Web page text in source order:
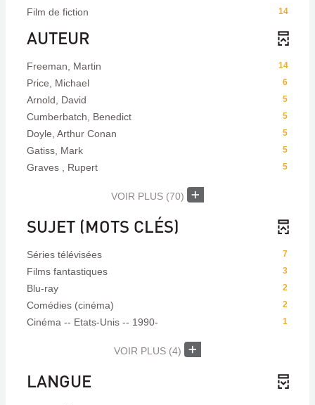
14
Film de fiction
AUTEUR
14
Freeman, Martin
6
Price, Michael
5
Arnold, David
5
Cumberbatch, Benedict
5
Doyle, Arthur Conan
5
Gatiss, Mark
5
Graves , Rupert
VOIR PLUS (70)
SUJET (MOTS CLÉS)
7
Séries télévisées
3
Films fantastiques
2
Blu-ray
2
Comédies (cinéma)
1
Cinéma -- Etats-Unis -- 1990-
VOIR PLUS (4)
LANGUE